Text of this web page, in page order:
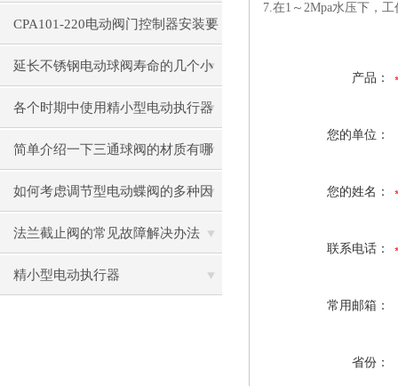
CPA101-220电动阀门控制器安装要
注意些细节？
延长不锈钢电动球阀寿命的几个小
秘诀
各个时期中使用精小型电动执行器
出现的小状况
简单介绍一下三通球阀的材质有哪
些
如何考虑调节型电动蝶阀的多种因
素
法兰截止阀的常见故障解决办法
精小型电动执行器
7.在1～2Mpa水压下，
产品：
您的单位：
您的姓名：
联系电话：
常用邮箱：
省份：